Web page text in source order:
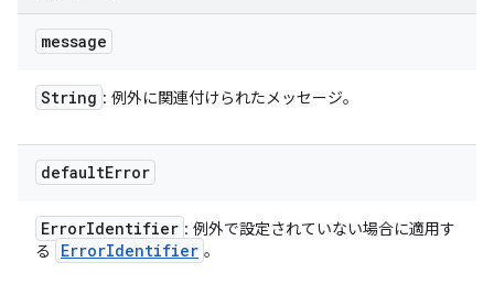
message
String : 例外に関連付けられたメッセージ。
defaultError
ErrorIdentifier : 例外で設定されていない場合に適用す
る
ErrorIdentifier 。